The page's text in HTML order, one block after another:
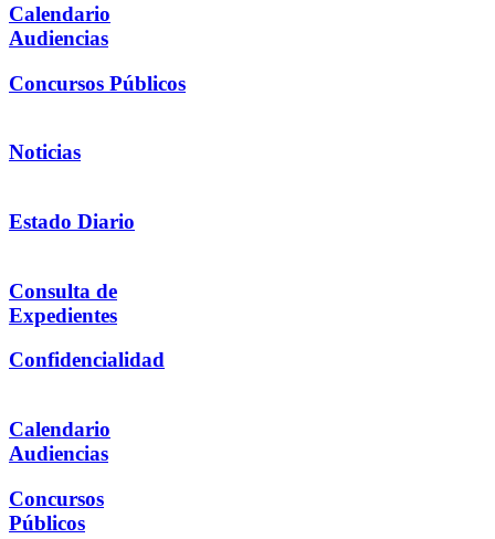
Calendario
Audiencias
Concursos Públicos
Noticias
Estado Diario
Consulta de
Expedientes
Confidencialidad
Calendario
Audiencias
Concursos
Públicos